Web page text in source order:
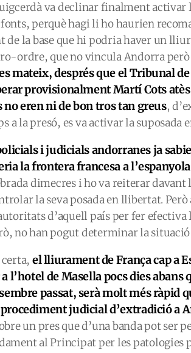
va declinar finalment
fonts, perquè hagi li ho haurien
la base que hi podria haver un
ordre, que no vincula Andorra
mateix, després que el Tribunal
provisionalment Martí Cots atès
no eren ni de bon tros tan greus,
a la presó, es va activar la suposada
i judicials andorranes ja
la frontera francesa a
dimecres i ho va reiterar
la seva posada en llibertat.
d’aquell país per fer
no han pogut determinar la
el lliurament de França cap a
l’hotel de Masella pocs dies abans
passat, serà molt més ràpid
judicial d’extradició a
un pres que d’una banda pot ser
al Principat per les patologies